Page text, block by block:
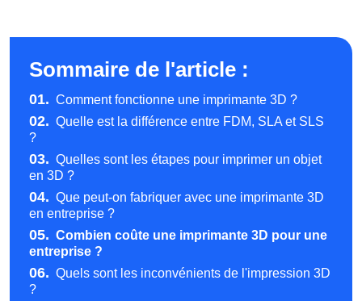
Sommaire de l'article :
01. Comment fonctionne une imprimante 3D ?
02. Quelle est la différence entre FDM, SLA et SLS
?
03. Quelles sont les étapes pour imprimer un objet
en 3D ?
04. Que peut-on fabriquer avec une imprimante 3D
en entreprise ?
05. Combien coûte une imprimante 3D pour une
entreprise ?
06. Quels sont les inconvénients de l'impression 3D
?